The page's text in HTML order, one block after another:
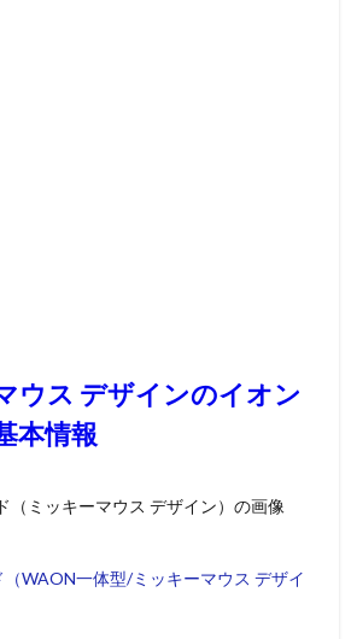
ウス デザインのイオン
本情報
（WAON一体型/ミッキーマウス デザイ